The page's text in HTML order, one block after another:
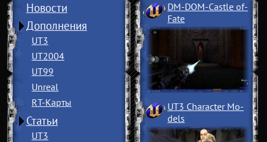
Новости
Дополнения
UT3
UT2004
UT99
Unreal
RT-Карты
Статьи
UT3
DM-DOM-Castle of­
Fate
UT3 Character Mo­
dels